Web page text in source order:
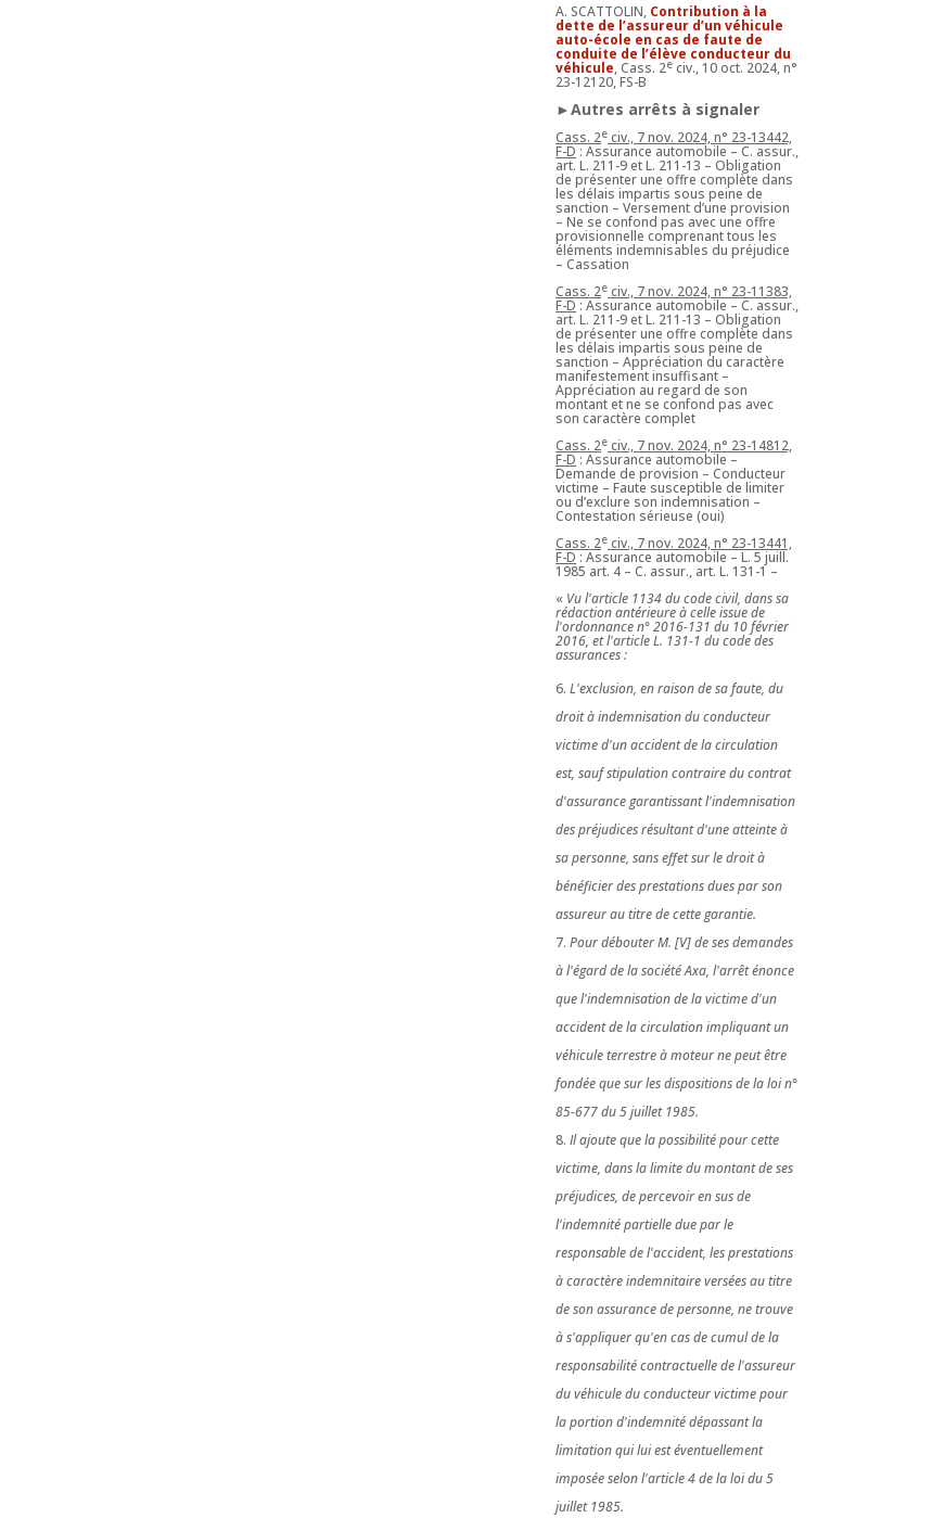
A. SCATTOLIN, Contribution à la
dette de l’assureur d’un véhicule
auto-école en cas de faute de
conduite de l’élève conducteur du
véhicule, Cass. 2e civ., 10 oct. 2024, n°
23-12120, FS-B
►Autres arrêts à signaler
Cass. 2e civ., 7 nov. 2024, n° 23-13442,
F-D : Assurance automobile – C. assur.,
art. L. 211-9 et L. 211-13 – Obligation
de présenter une offre complète dans
les délais impartis sous peine de
sanction – Versement d’une provision
– Ne se confond pas avec une offre
provisionnelle comprenant tous les
éléments indemnisables du préjudice
– Cassation
Cass. 2e civ., 7 nov. 2024, n° 23-11383,
F-D : Assurance automobile – C. assur.,
art. L. 211-9 et L. 211-13 – Obligation
de présenter une offre complète dans
les délais impartis sous peine de
sanction – Appréciation du caractère
manifestement insuffisant –
Appréciation au regard de son
montant et ne se confond pas avec
son caractère complet
Cass. 2e civ., 7 nov. 2024, n° 23-14812,
F-D : Assurance automobile –
Demande de provision – Conducteur
victime – Faute susceptible de limiter
ou d’exclure son indemnisation –
Contestation sérieuse (oui)
Cass. 2e civ., 7 nov. 2024, n° 23-13441,
F-D : Assurance automobile – L. 5 juill.
1985 art. 4 – C. assur., art. L. 131-1 –
« Vu l'article 1134 du code civil, dans sa
rédaction antérieure à celle issue de
l'ordonnance n° 2016-131 du 10 février
2016, et l'article L. 131-1 du code des
assurances :
L'exclusion, en raison de sa faute, du
droit à indemnisation du conducteur
victime d'un accident de la circulation
est, sauf stipulation contraire du contrat
d'assurance garantissant l'indemnisation
des préjudices résultant d'une atteinte à
sa personne, sans effet sur le droit à
bénéficier des prestations dues par son
assureur au titre de cette garantie.
Pour débouter M. [V] de ses demandes
à l'égard de la société Axa, l'arrêt énonce
que l'indemnisation de la victime d'un
accident de la circulation impliquant un
véhicule terrestre à moteur ne peut être
fondée que sur les dispositions de la loi n°
85-677 du 5 juillet 1985.
Il ajoute que la possibilité pour cette
victime, dans la limite du montant de ses
préjudices, de percevoir en sus de
l'indemnité partielle due par le
responsable de l'accident, les prestations
à caractère indemnitaire versées au titre
de son assurance de personne, ne trouve
à s'appliquer qu'en cas de cumul de la
responsabilité contractuelle de l'assureur
du véhicule du conducteur victime pour
la portion d'indemnité dépassant la
limitation qui lui est éventuellement
imposée selon l'article 4 de la loi du 5
juillet 1985.